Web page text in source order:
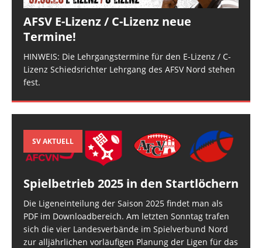
AFSV E-Lizenz / C-Lizenz neue
Termine!
HINWEIS: Die Lehrgangstermine für den E-Lizenz / C-
Lizenz Schiedsrichter Lehrgang des AFSV Nord stehen
fest.
SV AKTUELL
Spielbetrieb 2025 in den Startlöchern
Die Ligeneinteilung der Saison 2025 findet man als
PDF im Downloadbereich. Am letzten Sonntag trafen
sich die vier Landesverbände im Spielverbund Nord
zur alljährlichen vorläufigen Planung der Ligen für das